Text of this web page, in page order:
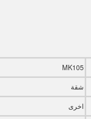
MK105
شقة
اخرى